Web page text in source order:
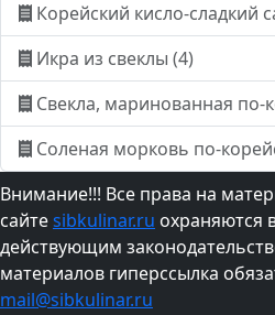
Корейский кисло-сладкий
Икра из свеклы (4)
Свекла, маринованная по-
Соленая морковь по-
Внимание!!! Все права на
сайтеsibkulinar.ru охраняются
действующим
материалов гиперссылка
mail@sibkulinar.ru